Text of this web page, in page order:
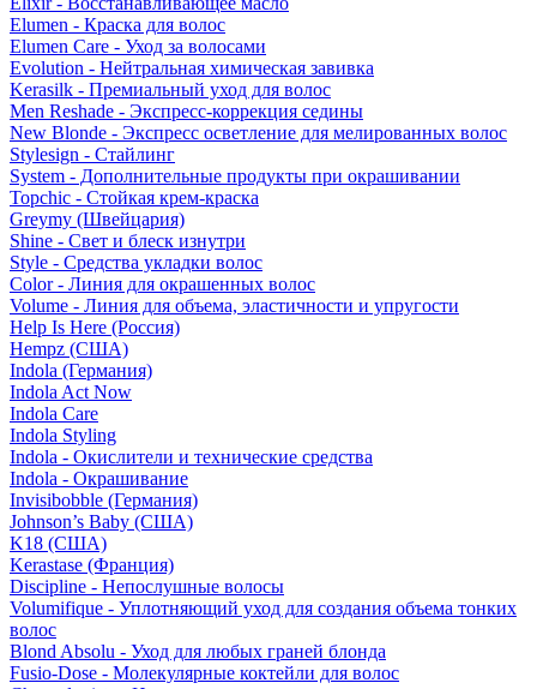
Elumen - Краска для волос
Elumen Care - Уход за волосами
Evolution - Нейтральная химическая завивка
Kerasilk - Премиальный уход для волос
Men Reshade - Экспресс-коррекция седины
New Blonde - Экспресс осветление для мелированных волос
Stylesign - Стайлинг
System - Дополнительные продукты при окрашивании
Topchic - Стойкая крем-краска
Greymy (Швейцария)
Shine - Свет и блеск изнутри
Style - Средства укладки волос
Color - Линия для окрашенных волос
Volume - Линия для объема, эластичности и упругости
Help Is Here (Россия)
Hempz (США)
Indola (Германия)
Indola Act Now
Indola Care
Indola Styling
Indola - Окислители и технические средства
Indola - Окрашивание
Invisibobble (Германия)
Johnson’s Baby (США)
K18 (США)
Kerastase (Франция)
Discipline - Непослушные волосы
Volumifique - Уплотняющий уход для создания объема тонких
волос
Blond Absolu - Уход для любых граней блонда
Fusio-Dose - Молекулярные коктейли для волос